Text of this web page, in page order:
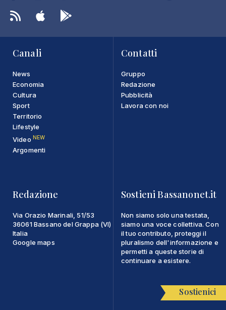
Canali
News
Economia
Cultura
Sport
Territorio
Lifestyle
Video NEW
Argomenti
Contatti
Gruppo
Redazione
Pubblicità
Lavora con noi
Redazione
Via Orazio Marinali, 51/53
36061 Bassano del Grappa (VI)
Italia
Google maps
Sostieni Bassanonet.it
Non siamo solo una testata,
siamo una voce collettiva. Con
il tuo contributo, proteggi il
pluralismo dell'informazione e
permetti a queste storie di
continuare a esistere.
Sostienici